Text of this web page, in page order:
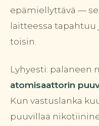
epämiellyttävä —
laitteessa tapahtuu
toisin.
Lyhyesti: palaneen
atomisaattorin
Kun vastuslanka
puuvillaa